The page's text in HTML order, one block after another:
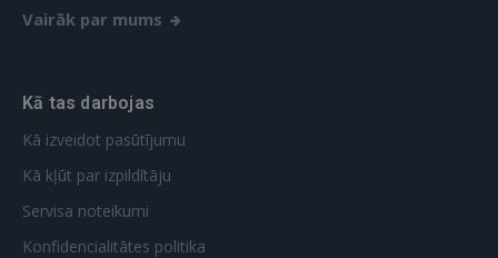
 Sign in with Apple
Vēl neesat reģistrējies?
Vairāk par mums
Kā tas darbojas
Kā izveidot pasūtījumu
Kā kļūt par izpildītāju
Servisa noteikumi
Konfidencialitātes politika